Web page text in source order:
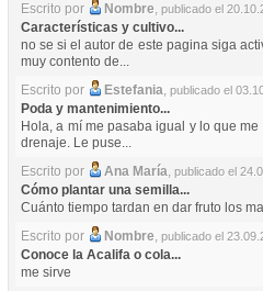
Escrito por Nombre, publicado el
Características y cultivo...
no se si el autor de este pagina siga
muy contento de...
Escrito por
Estefania, publicado el
Poda y mantenimiento...
Hola, a mí me pasaba igual y lo que me
drenaje. Le puse...
Escrito por
Ana María, publicado el
Cómo plantar una semilla...
Cuánto tiempo tardan en dar fruto los
Escrito por
Nombre, publicado el
Conoce la Acalifa o cola...
me sirve